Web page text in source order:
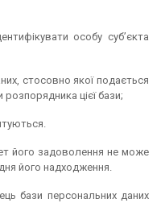
особу суб’єкта
стосовно якої подається
цієї бази;
його задоволення не може
його надходження.
бази персональних даних